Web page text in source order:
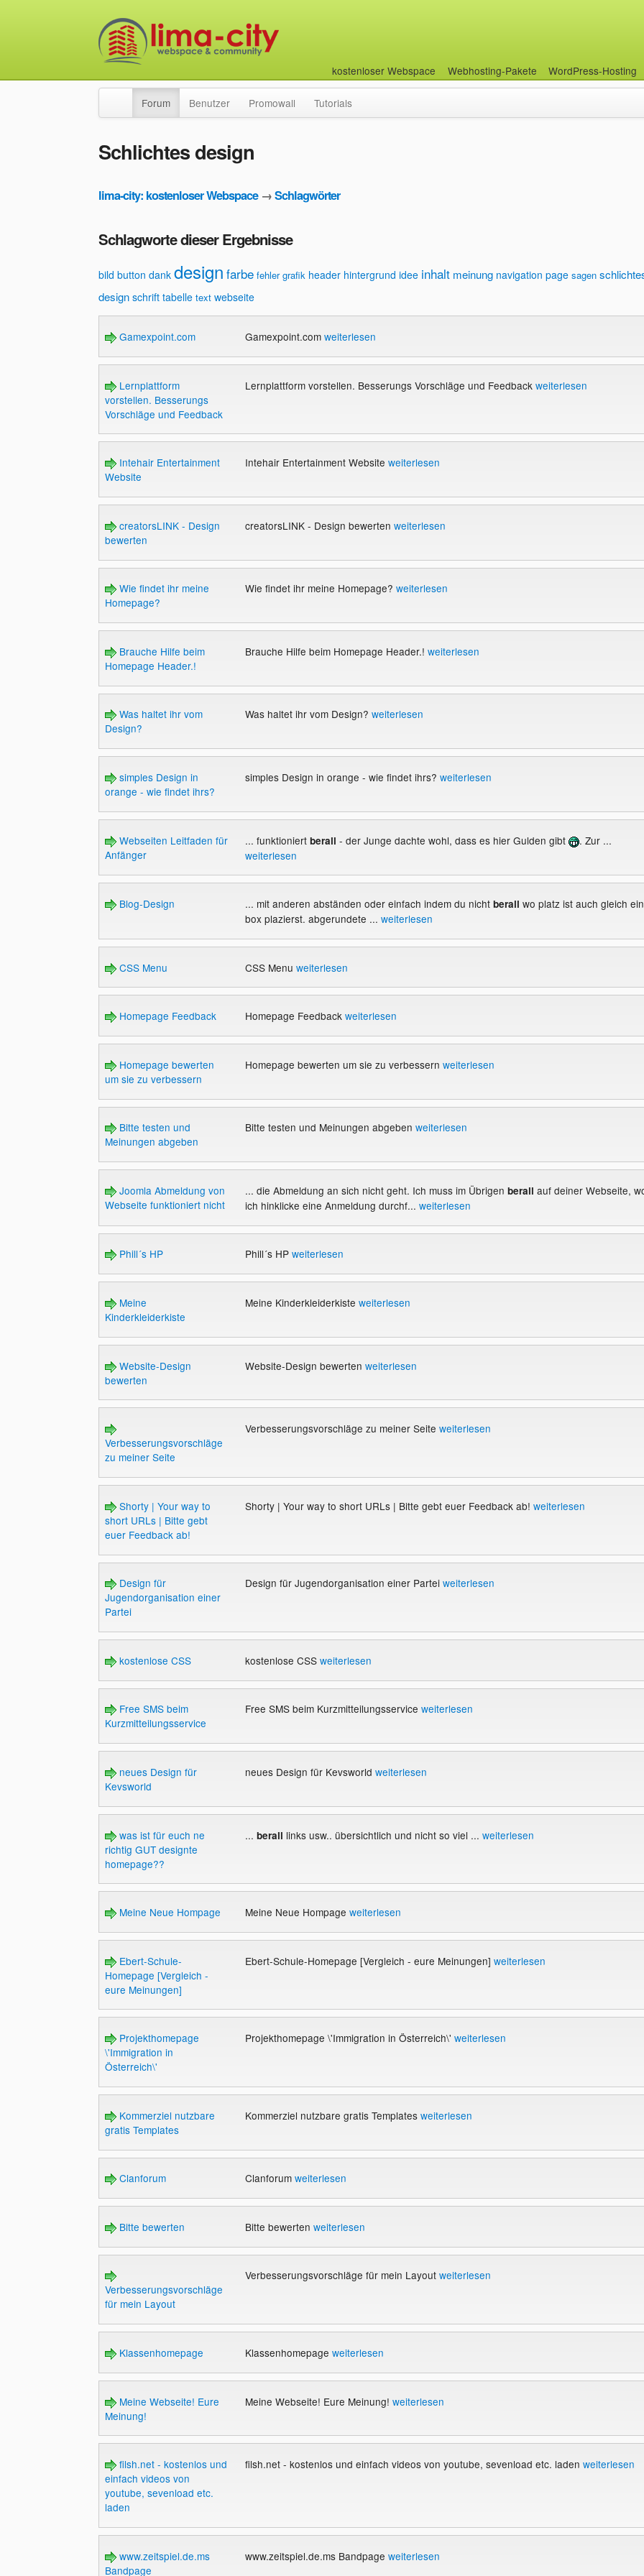
kostenloser Webspace Webhosting-Pakete WordPress-Hosting
Forum Benutzer Promowall Tutorials
Schlichtes design
lima-city: kostenloser Webspace→Schlagwörter
Schlagworte dieser Ergebnisse
bild button dank design farbe fehler grafik header hintergrund idee inhalt meinung navigation page sagen
design schrift tabelle text webseite
Gamexpoint.com Gamexpoint.com weiterlesen
Lernplattform
vorstellen. Besserungs
Vorschläge und Feedback
Lernplattform vorstellen. Besserungs Vorschläge und Feedback weiterlesen
Intehair Entertainment
Website
Intehair Entertainment Website weiterlesen
creatorsLINK - Design
bewerten
creatorsLINK - Design bewerten weiterlesen
Wie findet ihr meine
Homepage?
Wie findet ihr meine Homepage? weiterlesen
Brauche Hilfe beim
Homepage Header.!
Brauche Hilfe beim Homepage Header.! weiterlesen
Was haltet ihr vom
Design?
Was haltet ihr vom Design? weiterlesen
simples Design in
orange - wie findet ihrs?
simples Design in orange - wie findet ihrs? weiterlesen
Webseiten Leitfaden für
Anfänger
... funktioniert berall - der Junge dachte wohl, dass es hier Gulden gibt
. Zur ...
weiterlesen
Blog-Design ... mit anderen abständen oder einfach indem du nicht berall wo platz ist auch gleich
box plazierst. abgerundete ... weiterlesen
CSS Menu CSS Menu weiterlesen
Homepage Feedback Homepage Feedback weiterlesen
Homepage bewerten
um sie zu verbessern
Homepage bewerten um sie zu verbessern weiterlesen
Bitte testen und
Meinungen abgeben
Bitte testen und Meinungen abgeben weiterlesen
Joomla Abmeldung von
Webseite funktioniert nicht
... die Abmeldung an sich nicht geht. Ich muss im Übrigen berall auf deiner Webseite,
ich hinklicke eine Anmeldung durchf... weiterlesen
Phill´s HP Phill´s HP weiterlesen
Meine
Kinderkleiderkiste
Meine Kinderkleiderkiste weiterlesen
Website-Design
bewerten
Website-Design bewerten weiterlesen
Verbesserungsvorschläge
zu meiner Seite
Verbesserungsvorschläge zu meiner Seite weiterlesen
Shorty | Your way to
short URLs | Bitte gebt
euer Feedback ab!
Shorty | Your way to short URLs | Bitte gebt euer Feedback ab! weiterlesen
Design für
Jugendorganisation einer
Partei
Design für Jugendorganisation einer Partei weiterlesen
kostenlose CSS kostenlose CSS weiterlesen
Free SMS beim
Kurzmitteilungsservice
Free SMS beim Kurzmitteilungsservice weiterlesen
neues Design für
Kevsworld
neues Design für Kevsworld weiterlesen
was ist für euch ne
richtig GUT designte
homepage??
... berall links usw.. übersichtlich und nicht so viel ... weiterlesen
Meine Neue Hompage Meine Neue Hompage weiterlesen
Ebert-Schule-
Homepage [Vergleich -
eure Meinungen]
Ebert-Schule-Homepage [Vergleich - eure Meinungen] weiterlesen
Projekthomepage
\'Immigration in
Österreich\'
Projekthomepage \'Immigration in Österreich\' weiterlesen
Kommerziel nutzbare
gratis Templates
Kommerziel nutzbare gratis Templates weiterlesen
Clanforum Clanforum weiterlesen
Bitte bewerten Bitte bewerten weiterlesen
Verbesserungsvorschläge
für mein Layout
Verbesserungsvorschläge für mein Layout weiterlesen
Klassenhomepage Klassenhomepage weiterlesen
Meine Webseite! Eure
Meinung!
Meine Webseite! Eure Meinung! weiterlesen
filsh.net - kostenlos und
einfach videos von
youtube, sevenload etc.
laden
filsh.net - kostenlos und einfach videos von youtube, sevenload etc. laden weiterlesen
www.zeitspiel.de.ms
Bandpage
www.zeitspiel.de.ms Bandpage weiterlesen